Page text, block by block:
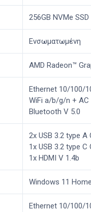
256GB NVMe SSD
Ενσωματωμένη
AMD Radeon™
Ethernet 10/100/
WiFi a/b/g/n + AC
Bluetooth V 5.0
2x USB 3.2 type A
1x USB 3.2 type C
1x HDMI V 1.4b
Windows 11 Home
Ethernet 10/100/